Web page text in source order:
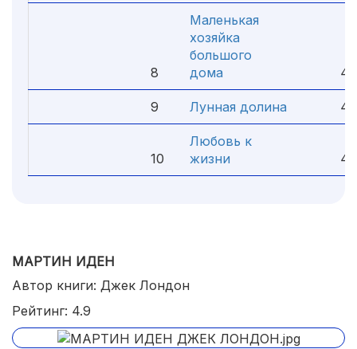
8
Маленькая
хозяйка
большого
дома
9 Лунная долина
10
Любовь к
жизни
МАРТИН ИДЕН
Автор книги: Джек Лондон
Рейтинг: 4.9